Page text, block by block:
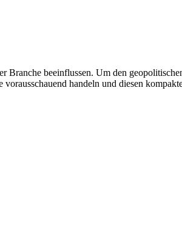
beeinflussen. Um den
vorausschauend handeln und diesen